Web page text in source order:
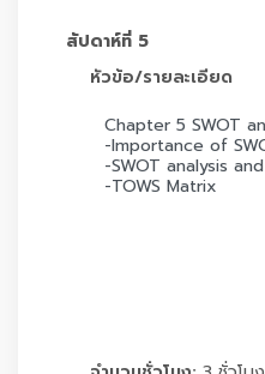
สัปดาห์ที่ 5
หัวข้อ/รายละเอียด